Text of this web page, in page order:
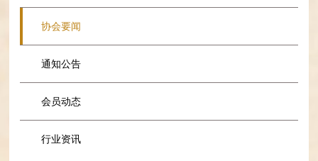
协会要闻
通知公告
会员动态
行业资讯